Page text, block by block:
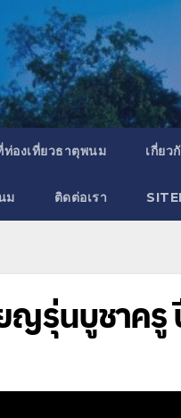
องเที่ยวธาตุพนม เกี่ยว
ม ติดต่อเรา
ญรุ่นบูชาครู